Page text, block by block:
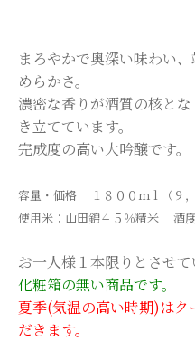
まろやかで奥深い味わい
めらかさ。
濃密な香りが酒質の核と
き立てています。
完成度の高い大吟醸です。
容量・価格 １８００ｍｌ（９，
使用米：山田錦４５％精米 酒
お一人様１本限りとさせて
化粧箱の無い商品です。
夏季(気温の高い時期)はク
だきます。